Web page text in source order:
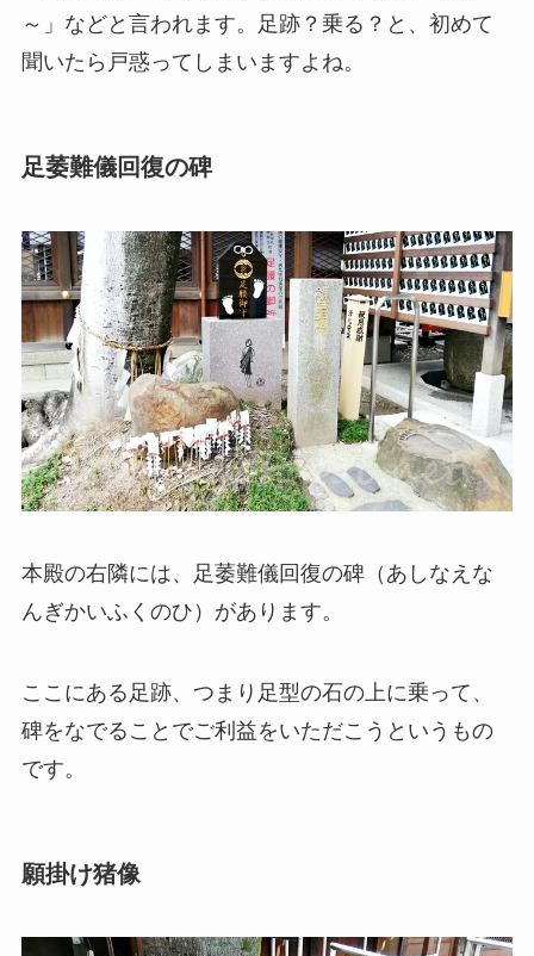
～」などと言われます。足跡？乗る？と、初めて
聞いたら戸惑ってしまいますよね。
足萎難儀回復の碑
本殿の右隣には、足萎難儀回復の碑（あしなえな
んぎかいふくのひ）があります。
ここにある足跡、つまり足型の石の上に乗って、
碑をなでることでご利益をいただこうというもの
です。
願掛け猪像